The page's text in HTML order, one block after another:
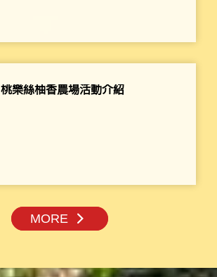
桃樂絲柚香農場活動介紹
MORE